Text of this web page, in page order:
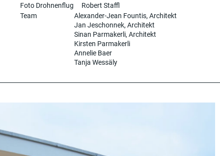
Foto Drohnenflug
Robert Staffl
Team
Alexander-Jean Fountis, Architekt
Jan Jeschonnek, Architekt
Sinan Parmakerli, Architekt
Kirsten Parmakerli
Annelie Baer
Tanja Wessäly